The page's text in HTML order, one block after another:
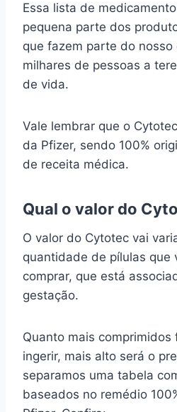
Essa lista de
pequena parte dos
que fazem parte do
milhares de pessoas a
de vida.
Vale lembrar que o
da Pfizer, sendo 100%
de receita médica.
Qual o valor do
O valor do Cytotec vai
quantidade de pílulas que
comprar, que está
gestação.
Quanto mais comprimidos
ingerir, mais alto será o
separamos uma tabela
baseados no remédio